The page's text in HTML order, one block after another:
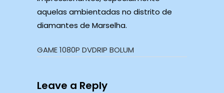
aquelas ambientadas no distrito de
diamantes de Marselha.
GAME 1080P DVDRIP BOLUM
Leave a Reply